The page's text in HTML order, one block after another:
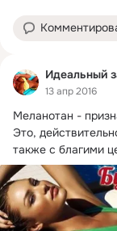
Идеальный
13 апр 2016
Меланотан -
Это,
также с благими